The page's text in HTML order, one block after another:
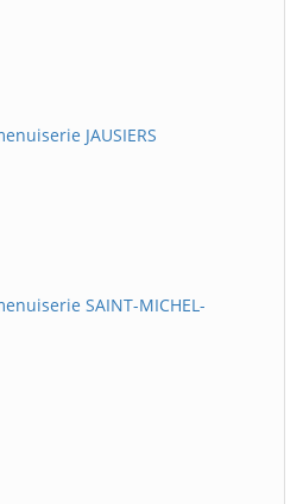
JAUSIERS
SAINT-MICHEL-